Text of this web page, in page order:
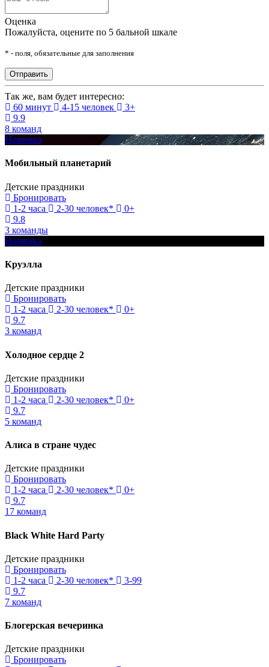
Оценка
Пожалуйста, оцените по 5 бальной шкале
* - поля, обязательные для заполнения
Так же, вам будет интересно:
60 минут
4-15 человек
3+
9.9
8 команд
Новинка
Мобильный планетарий
Детские праздники
Бронировать
1-2 часа
2-30 человек*
0+
9.8
3 команды
Новинка
Круэлла
Детские праздники
Бронировать
1-2 часа
2-30 человек*
0+
9.7
3 команд
Холодное сердце 2
Детские праздники
Бронировать
1-2 часа
2-30 человек*
0+
9.7
5 команд
Алиса в стране чудес
Детские праздники
Бронировать
1-2 часа
2-30 человек*
0+
9.7
17 команд
Black White Hard Party
Детские праздники
Бронировать
1-2 часа
2-30 человек*
3-99
9.7
7 команд
Блогерская вечеринка
Детские праздники
Бронировать